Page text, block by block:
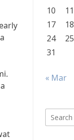
10
11
17
18
24
25
31
« Mar
Search
for: